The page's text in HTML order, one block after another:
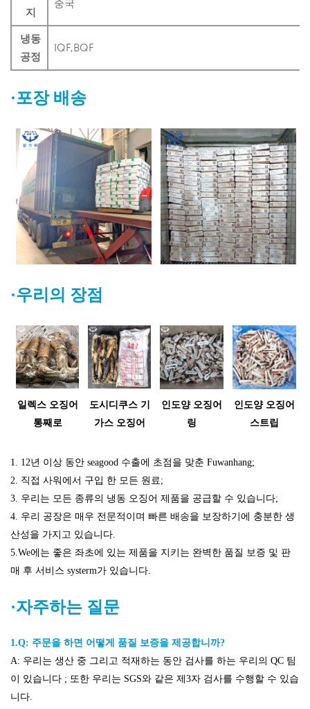
지
중국
냉동
공정
IQF,BQF
·포장 배송
·우리의 장점
일렉스 오징어
통째로
도시디쿠스 기
가스 오징어
인도양 오징어
링
인도양 오징어
스트립
1. 12년 이상 동안 seagood 수출에 초점을 맞춘 Fuwanhang;
2. 직접 사워에서 구입 한 모든 원료;
3. 우리는 모든 종류의 냉동 오징어 제품을 공급할 수 있습니다;
4. 우리 공장은 매우 전문적이며 빠른 배송을 보장하기에 충분한 생
산성을 가지고 있습니다.
5.We에는 좋은 좌초에 있는 제품을 지키는 완벽한 품질 보증 및 판
매 후 서비스 systerm가 있습니다.
·자주하는 질문
1.Q: 주문을 하면 어떻게 품질 보증을 제공합니까?
A: 우리는 생산 중 그리고 적재하는 동안 검사를 하는 우리의 QC 팀
이 있습니다 ; 또한 우리는 SGS와 같은 제3자 검사를 수행할 수 있습
니다.